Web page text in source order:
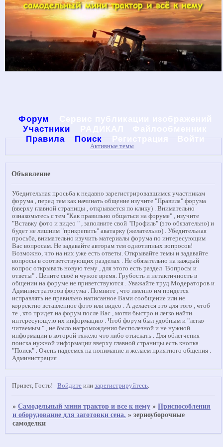
Форум
Участники
Правила
Поиск Регистрация Войти
Активные темы
Объявление
Убедительная просьба к недавно зарегистрировавшимся участникам
форума , перед тем как начинать общение изучите "Правила" форума
(вверху главной страницы , открывается по клику) . Внимательно
ознакомьтесь с тем "Как правильно общаться на форуме" , изучите
"Вставку фото и видео " , заполните свой "Профиль" (это обязательно) и
будет не лишним "прикрепить" аватарку (желательно) . Убедительная
просьба, внимательно изучить материалы форума по интересующим
Вас вопросам. Не задавайте авторам тем однотипных вопросов!
Возможно, что на них уже есть ответы. Открывайте темы и задавайте
вопросы в соответствующих разделах . Не обязательно на каждый
вопрос открывать новую тему , для этого есть раздел "Вопросы и
ответы" . Цените своё и чужое время. Грубость и нетактичность в
общении на форуме не приветствуются . Уважайте труд Модераторов и
Администраторов форума . Помните , что именно им придется
исправлять не правильно написанное Вами сообщение или не
корректно вставленное фото или видео . А делается это для того , чтоб
те , кто придет на форум после Вас , могли быстро и легко найти
интересующую их информацию . Чтоб форум был удобным и "легко
читаемым " , не было нагромождения бесполезной и не нужной
информации в которой тяжело что либо отыскать . Для облегчения
поиска нужной информации вверху главной страницы есть кнопка
"Поиск" . Очень надеемся на понимание и желаем приятного общения .
Администрация .
Привет, Гость! Войдите илизарегистрируйтесь.
»Самодельный мини трактор и все к нему »Приспособления
и оборудование для заготовки сена. »зерноуборочные
самоделки